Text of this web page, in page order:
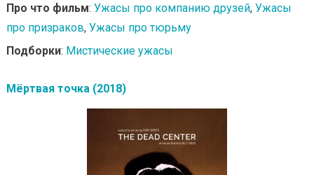
Про что фильм: Ужасы про компанию друзей, Ужасы
про призраков, Ужасы про тюрьму
Подборки: Мистические ужасы
Мёртвая точка (2018)